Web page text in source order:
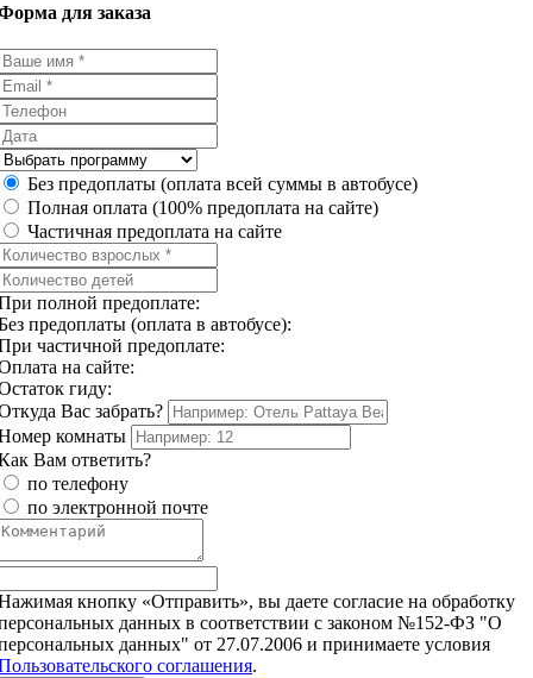
для заказа
Без предоплаты (оплата всей суммы в автобусе)
Полная оплата (100% предоплата на сайте)
Частичная предоплата на сайте
полной предоплате:
предоплаты (оплата в автобусе):
частичной предоплате:
на сайте:
гиду:
Вас забрать?
комнаты
Вам ответить?
по телефону
по электронной почте
кнопку «Отправить», вы даете согласие на обработку
данных в соответствии с законом №152-ФЗ "О
данных" от 27.07.2006 и принимаете условия
соглашения.